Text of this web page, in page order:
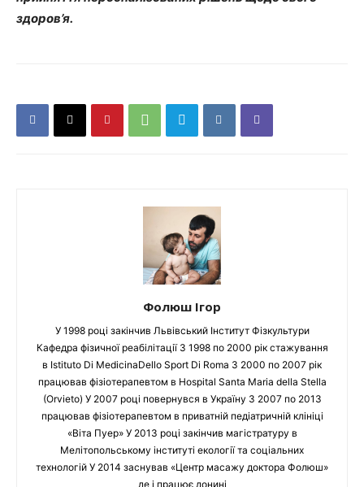
здоров’я.
Фолюш Ігор
У 1998 році закінчив Львівський Інститут Фізкультури
Кафедра фізичної реабілітації З 1998 по 2000 рік стажування
в Istituto Di MedicinaDello Sport Di Roma З 2000 по 2007 рік
працював фізіотерапевтом в Hospital Santa Maria della Stella
(Orvieto) У 2007 році повернувся в Україну З 2007 по 2013
працював фізіотерапевтом в приватній педіатричній клініці
«Віта Пуер» У 2013 році закінчив магістратуру в
Мелітопольському інституті екології та соціальних
технологій У 2014 заснував «Центр масажу доктора Фолюш»
де і працює донині